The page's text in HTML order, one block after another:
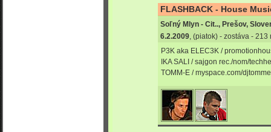
FLASHBACK - House
Soľný Mlyn - Cit.., Prešov,
6.2.2009, (piatok) - zostáva - 213
P3K aka ELEC3K /
IKA SALI / sajgon rec./nom/
TOMM-E / myspace.com/